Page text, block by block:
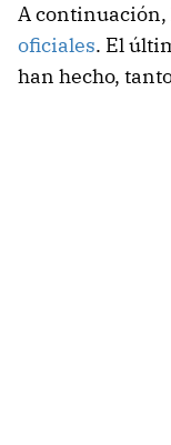
A
oficiales. El
han hecho,